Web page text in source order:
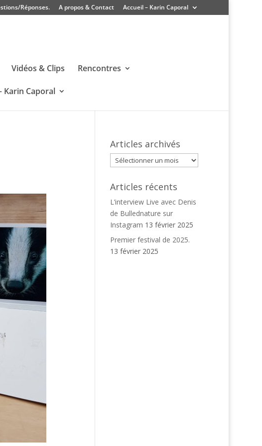
Réponses. A propos & Contact Accueil – Karin Caporal
Vidéos & Clips Rencontres
Karin Caporal
Articles archivés
Articles
archivés
Articles récents
L’interview Live avec Denis
de Bullednature sur
Instagram 13 février 2025
Premier festival de 2025.
13 février 2025